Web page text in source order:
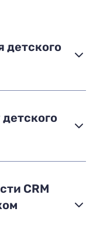
детского
детского
CRM